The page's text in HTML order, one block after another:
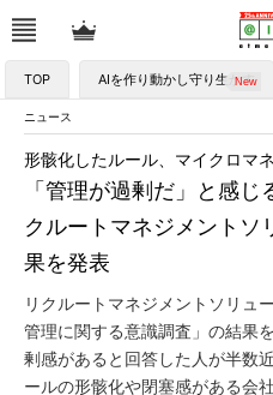
TOP AIを作り動かし守り生かす
ニュース
「管理が過剰だ」と感
クルートマネジメントソ
果を発表
形骸化したルール、マイクロマ
リクルートマネジメントソリュ
管理に関する意識調査」の結果
剰感があると回答した人が半数
ールの形骸化や閉塞感がある会